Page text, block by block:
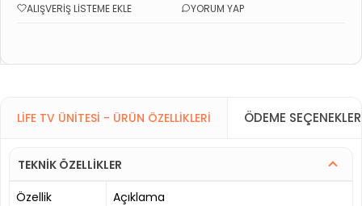
ALIŞVERIŞ LISTEME EKLE YORUM YAP
LIFE TV ÜNITESI - ÜRÜN ÖZELLIKLERI ÖDEME
TEKNİK ÖZELLİKLER
Özellik
Açıklama